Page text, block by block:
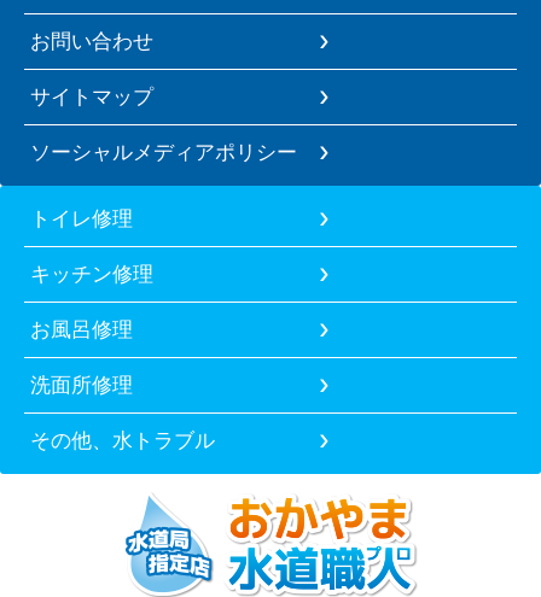
お問い合わせ
サイトマップ
ソーシャルメディアポリシー
トイレ修理
キッチン修理
お風呂修理
洗面所修理
その他、水トラブル